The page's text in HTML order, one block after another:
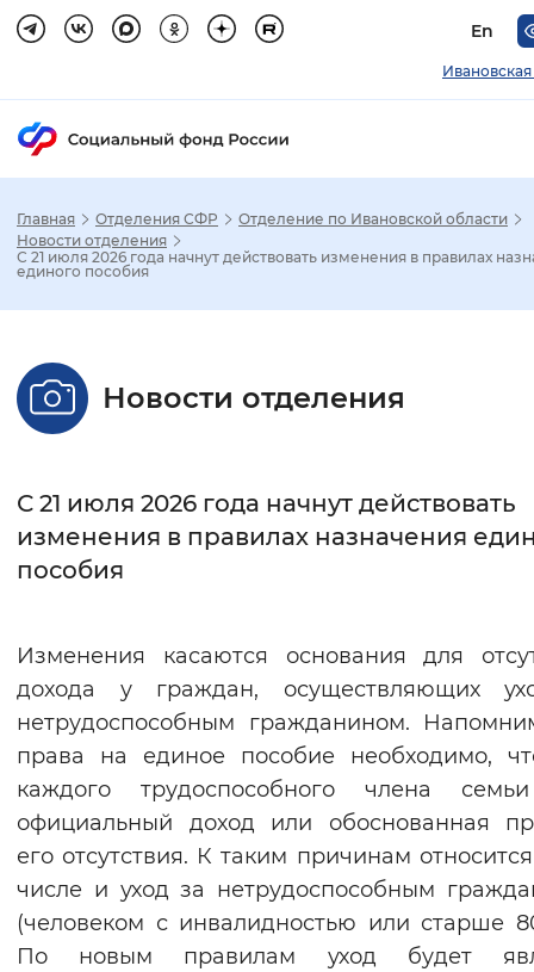
En
Стандартный Увеличенный
Без засечек С засечками
Цвет сайта
Монохромный Инверсивный
Синий фон
Изображения
Включены Выключены
Звуковой ассистент
Главная Отделения СФР
Отделение по Ивановской области
Новости отделения
С 21 июля 2026 года начнут действовать изменения в правилах
единого пособия
Новости отделения
С 21 июля 2026 года начнут действовать
изменения в правилах назначения
пособия
Изменения касаются основания для
дохода у граждан, осуществляющих
нетрудоспособным гражданином.
права на единое пособие необходимо,
каждого трудоспособного члена
официальный доход или обоснованная
его отсутствия. К таким причинам
числе и уход за нетрудоспособным
(человеком с инвалидностью или старше
По новым правилам уход будет